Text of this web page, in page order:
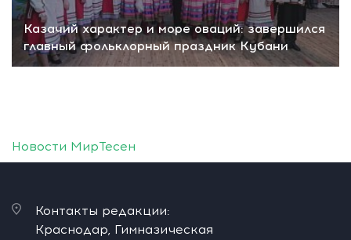
Казачий характер и море оваций: завершился
главный фольклорный праздник Кубани
Новости МирТесен
Контакты редакции:
Краснодар, Гимназическая